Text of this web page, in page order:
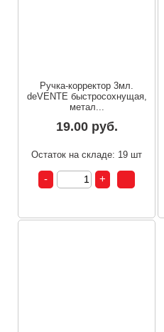
Ручка-корректор 3мл.
deVENTE быстросохнущая,
метал...
19.00 руб.
Остаток на складе: 19 шт